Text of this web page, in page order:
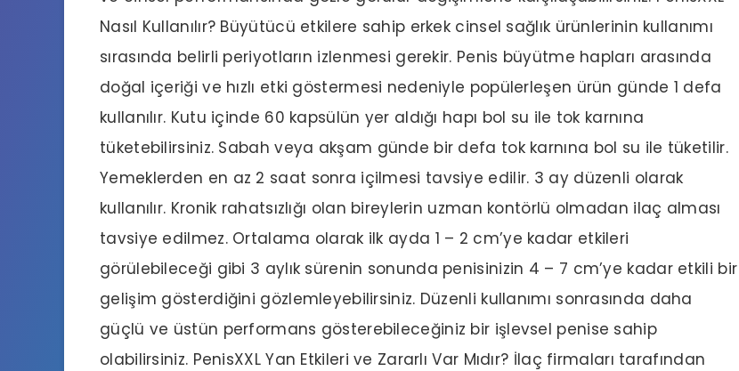
Nasıl Kullanılır? Büyütücü etkilere sahip erkek cinsel sağlık ürünlerinin kullanımı
sırasında belirli periyotların izlenmesi gerekir. Penis büyütme hapları arasında
doğal içeriği ve hızlı etki göstermesi nedeniyle popülerleşen ürün günde 1 defa
kullanılır. Kutu içinde 60 kapsülün yer aldığı hapı bol su ile tok karnına
tüketebilirsiniz. Sabah veya akşam günde bir defa tok karnına bol su ile tüketilir.
Yemeklerden en az 2 saat sonra içilmesi tavsiye edilir. 3 ay düzenli olarak
kullanılır. Kronik rahatsızlığı olan bireylerin uzman kontörlü olmadan ilaç alması
tavsiye edilmez. Ortalama olarak ilk ayda 1 – 2 cm’ye kadar etkileri
görülebileceği gibi 3 aylık sürenin sonunda penisinizin 4 – 7 cm’ye kadar etkili bir
gelişim gösterdiğini gözlemleyebilirsiniz. Düzenli kullanımı sonrasında daha
güçlü ve üstün performans gösterebileceğiniz bir işlevsel penise sahip
olabilirsiniz. PenisXXL Yan Etkileri ve Zararlı Var Mıdır? İlaç firmaları tarafından